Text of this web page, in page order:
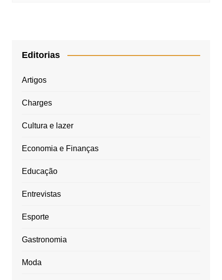
Editorias
Artigos
Charges
Cultura e lazer
Economia e Finanças
Educação
Entrevistas
Esporte
Gastronomia
Moda